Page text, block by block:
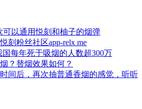
可以通用悦刻和柚子的烟弹
刻粉丝社区app-relx me
每年死于吸烟的人数超300万
？替烟效果如何？
间后，再次抽普通香烟的感觉，听听